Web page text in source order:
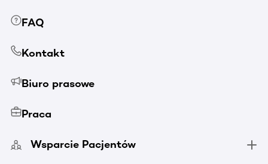
FAQ
Kontakt
Biuro prasowe
Praca
Wsparcie Pacjentów